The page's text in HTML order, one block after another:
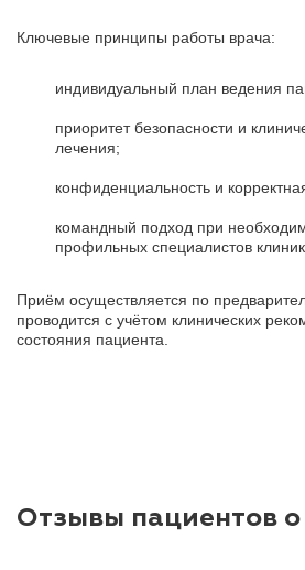
Ключевые принципы работы врача:
индивидуальный план ведения
приоритет безопасности и
лечения;
конфиденциальность и
командный подход при
профильных специалистов
Приём осуществляется по
проводится с учётом клинических
состояния пациента.
Отзывы пациентов о